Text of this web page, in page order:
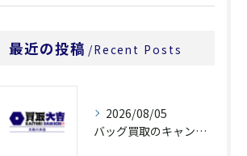
最近の投稿 Recent Posts
2026/08/05
バッグ買取のキャンペーンで奈良県橿原市でお得に売るための条件と注意点徹底ガイド